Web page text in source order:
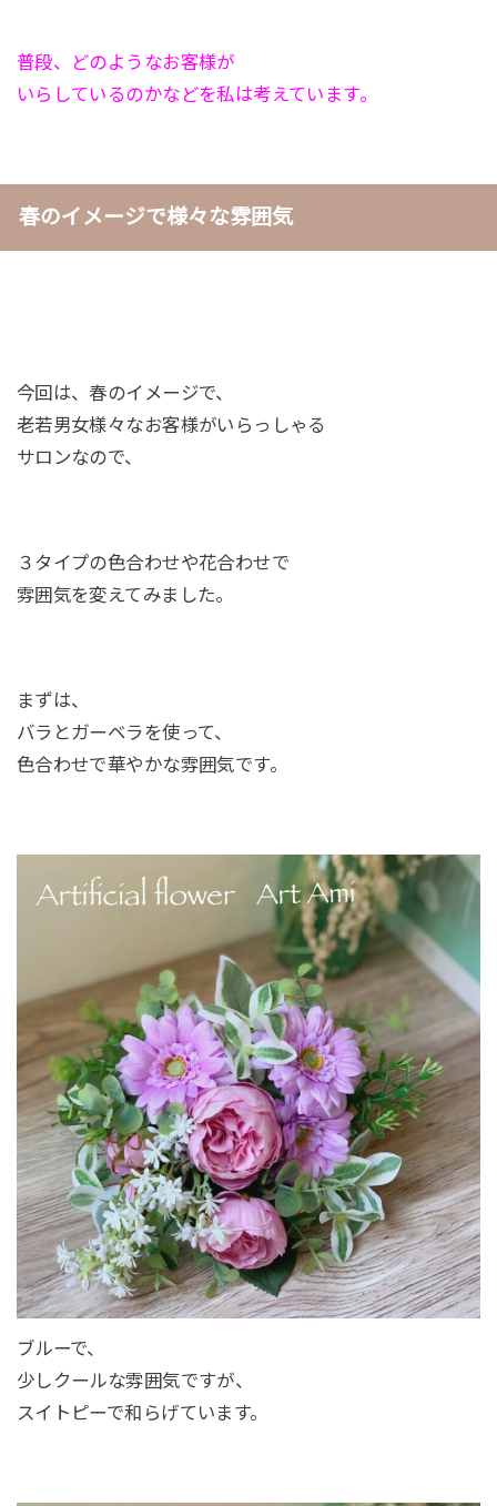
普段、どのようなお客様が
いらしているのかなどを私は考えています。
春のイメージで様々な雰囲気
今回は、春のイメージで、
老若男女様々なお客様がいらっしゃる
サロンなので、
３タイプの色合わせや花合わせで
雰囲気を変えてみました。
まずは、
バラとガーベラを使って、
色合わせで華やかな雰囲気です。
ブルーで、
少しクールな雰囲気ですが、
スイトピーで和らげています。